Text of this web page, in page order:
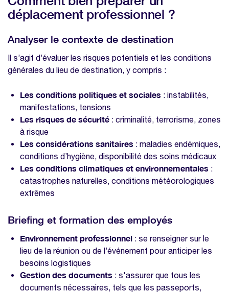
déplacement professionnel ?
Analyser le contexte de destination
Il s’agit d’évaluer les risques potentiels et les conditions
générales du lieu de destination, y compris :
Les conditions politiques et sociales : instabilités,
manifestations, tensions
Les risques de sécurité : criminalité, terrorisme, zones
à risque
Les considérations sanitaires : maladies endémiques,
conditions d’hygiène, disponibilité des soins médicaux
Les conditions climatiques et environnementales :
catastrophes naturelles, conditions météorologiques
extrêmes
Briefing et formation des employés
Environnement professionnel : se renseigner sur le
lieu de la réunion ou de l’événement pour anticiper les
besoins logistiques
Gestion des documents : s'assurer que tous les
documents nécessaires, tels que les passeports,